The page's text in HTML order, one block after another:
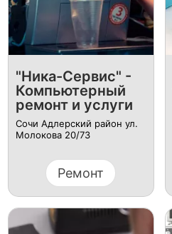
"Ника-Сервис" -
Компьютерный
ремонт и услуги
Сочи Адлерский район ул.
Молокова 20/73
Ремонт